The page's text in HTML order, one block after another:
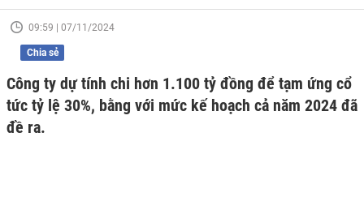
09:59 | 07/11/2024
Chia sẻ
Công ty dự tính chi hơn 1.100 tỷ đồng để tạm ứng cổ
tức tỷ lệ 30%, bằng với mức kế hoạch cả năm 2024 đã
đề ra.